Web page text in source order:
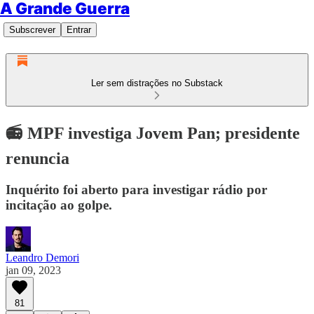
A Grande Guerra
Subscrever Entrar
Ler sem distrações no Substack
📻 MPF investiga Jovem Pan; presidente
renuncia
Inquérito foi aberto para investigar rádio por
incitação ao golpe.
Leandro Demori
jan 09, 2023
81